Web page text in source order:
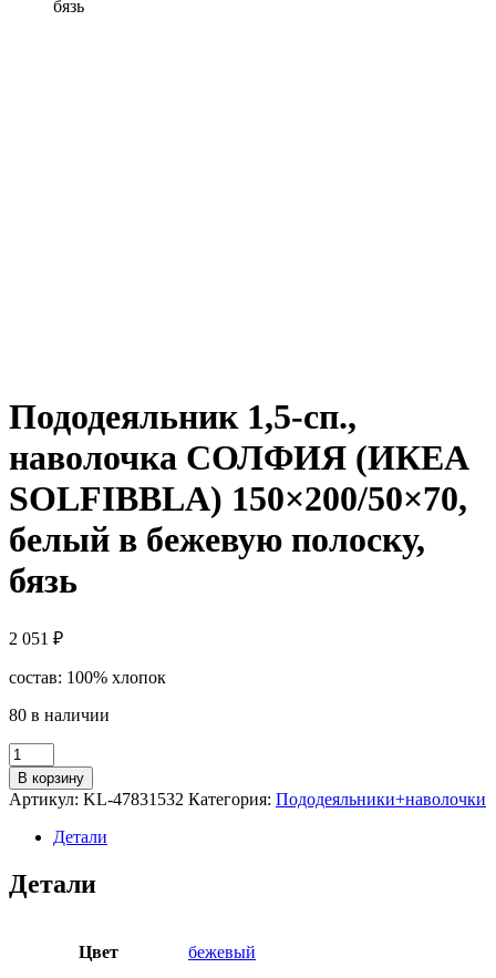
бязь
Пододеяльник 1,5-сп.,
наволочка СОЛФИЯ (ИКЕА
SOLFIBBLA) 150×200/50×70,
белый в бежевую полоску,
бязь
2 051 ₽
состав: 100% хлопок
80 в наличии
Количество
товара
Пододеяльник
1,5-
наволочка
СОЛФИЯ
(ИКЕА
В корзину
Артикул: KL-47831532 Категория: Пододеяльники+наволочки
Детали
Детали
Цвет бежевый